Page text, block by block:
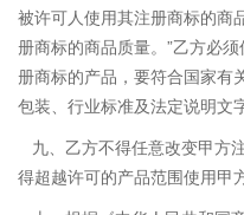
被许可人使用其注册商标的商
册商标的商品质量。”乙方必
册商标的产品，要符合国家有
包装、行业标准及法定说明文
九、乙方不得任意改变甲方
得超越许可的产品范围使用甲